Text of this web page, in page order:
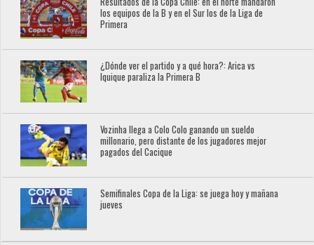
los equipos de la B y en el Sur los de la Liga de
Primera
¿Dónde ver el partido y a qué hora?: Arica vs
Iquique paraliza la Primera B
Vozinha llega a Colo Colo ganando un sueldo
millonario, pero distante de los jugadores mejor
pagados del Cacique
Semifinales Copa de la Liga: se juega hoy y mañana
jueves